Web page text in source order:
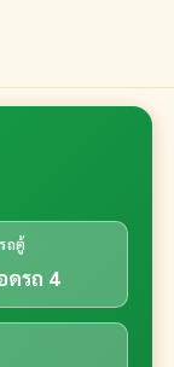
ถตู้
ดรถ 4